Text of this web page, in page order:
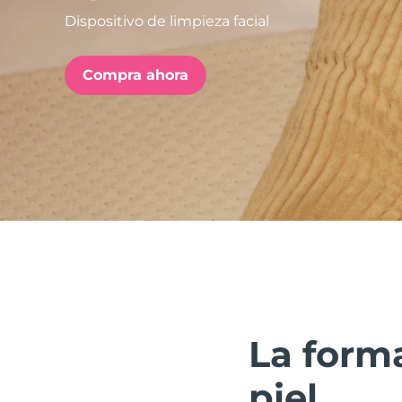
Dispositivo de limpieza facial
Compra ahora
La
issa™ Teeth Whitening Set
FAQ™ Dual LED Panel
POPULAR